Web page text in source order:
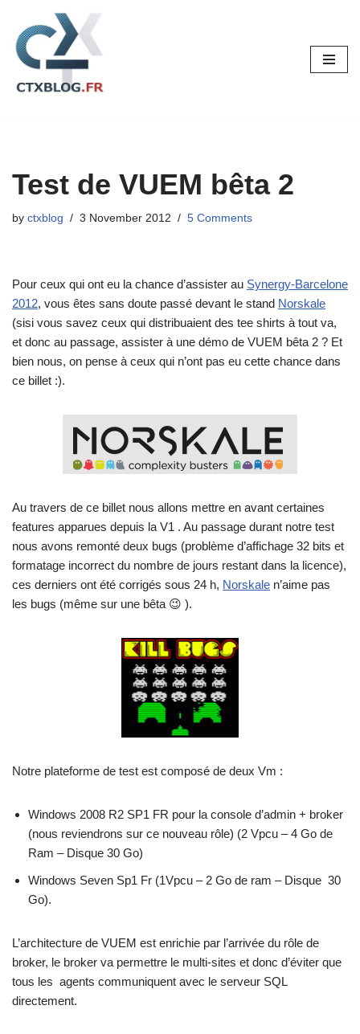
Skip
to
content
Test de VUEM bêta 2
by ctxblog 3 November 2012 5 Comments
Pour ceux qui ont eu la chance d’assister au Synergy-Barcelone
2012, vous êtes sans doute passé devant le stand Norskale
(sisi vous savez ceux qui distribuaient des tee shirts à tout va,
et donc au passage, assister à une démo de VUEM bêta 2 ? Et
bien nous, on pense à ceux qui n’ont pas eu cette chance dans
ce billet :).
Au travers de ce billet nous allons mettre en avant certaines
features apparues depuis la V1 . Au passage durant notre test
nous avons remonté deux bugs (problème d’affichage 32 bits et
formatage incorrect du nombre de jours restant dans la licence),
ces derniers ont été corrigés sous 24 h, Norskale n’aime pas
les bugs (même sur une bêta 😉 ).
Notre plateforme de test est composé de deux Vm :
Windows 2008 R2 SP1 FR pour la console d’admin + broker
(nous reviendrons sur ce nouveau rôle) (2 Vpcu – 4 Go de
Ram – Disque 30 Go)
Windows Seven Sp1 Fr (1Vpcu – 2 Go de ram – Disque 30
Go).
L’architecture de VUEM est enrichie par l’arrivée du rôle de
broker, le broker va permettre le multi-sites et donc d’éviter que
tous les agents communiquent avec le serveur SQL
directement.